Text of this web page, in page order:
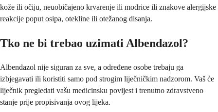
kože ili očiju, neuobičajeno krvarenje ili modrice ili znakove alergijske
reakcije poput osipa, otekline ili otežanog disanja.
Tko ne bi trebao uzimati Albendazol?
Albendazol nije siguran za sve, a određene osobe trebaju ga
izbjegavati ili koristiti samo pod strogim liječničkim nadzorom. Vaš će
liječnik pregledati vašu medicinsku povijest i trenutno zdravstveno
stanje prije propisivanja ovog lijeka.